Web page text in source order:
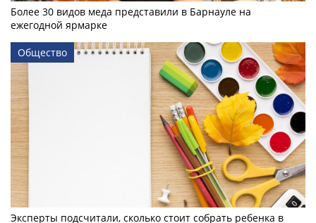
Более 30 видов меда представили в Барнауле на
ежегодной ярмарке
Общество
Эксперты подсчитали, сколько стоит собрать ребенка в